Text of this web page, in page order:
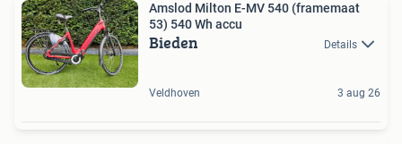
Amslod Milton E-MV 540 (framemaat
53) 540 Wh accu
Bieden Details
Veldhoven 3 aug 26